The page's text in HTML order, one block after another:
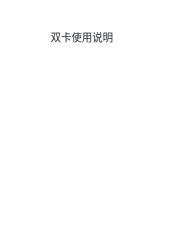
双卡使用说明